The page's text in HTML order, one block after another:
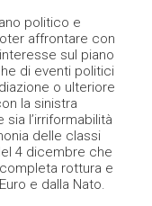
politico e
affrontare con
sul piano
di eventi politici
o ulteriore
la sinistra
l’irriformabilità
delle classi
4 dicembre che
rottura e
e dalla Nato.